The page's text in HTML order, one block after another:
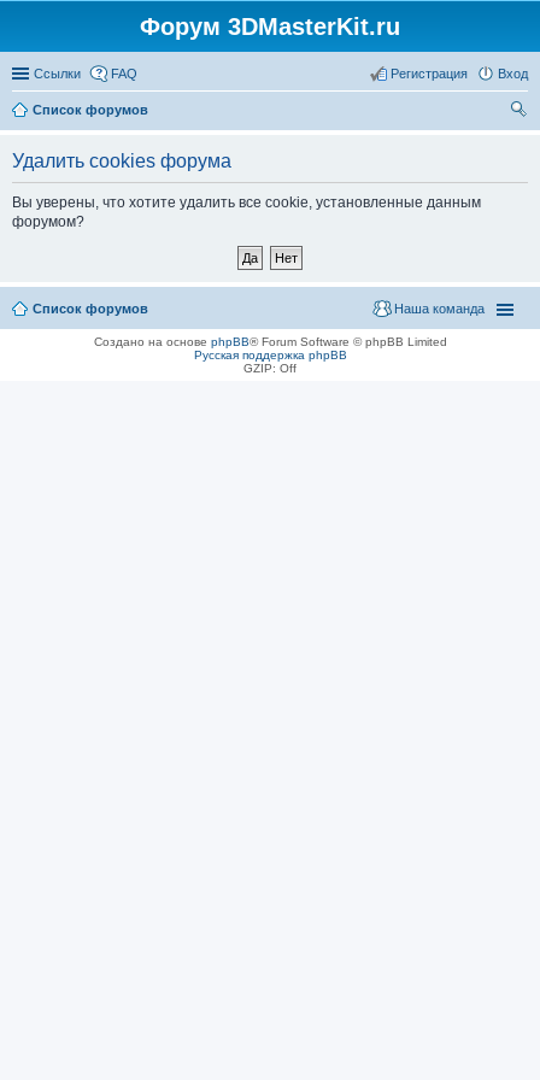
Форум 3DMasterKit.ru
Ссылки FAQ Вход
Регистрация
Список форумов
Удалить cookies форума
Вы уверены, что хотите удалить все cookie, установленные данным
форумом?
Список форумов Наша команда
Создано на основе phpBB® Forum Software © phpBB Limited
Русская поддержка phpBB
GZIP: Off